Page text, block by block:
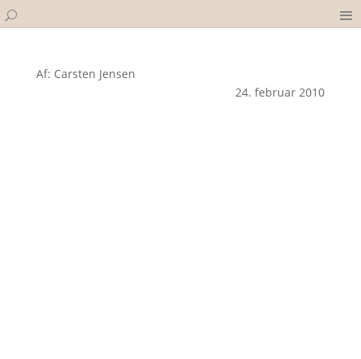
Af: Carsten Jensen
24. februar 2010